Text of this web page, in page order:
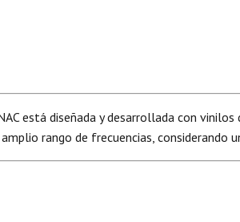
está diseñada y desarrollada con
rango de frecuencias, considerando